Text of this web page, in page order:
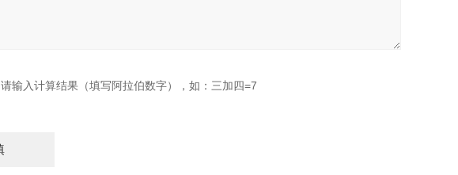
请输入计算结果（填写阿拉伯数字），如：三加四=7